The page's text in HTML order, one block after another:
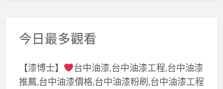
今日最多觀看
【漆博士】
台中油漆,台中油漆工程,台中油漆
推薦,台中油漆價格,台中油漆粉刷,台中油漆工程